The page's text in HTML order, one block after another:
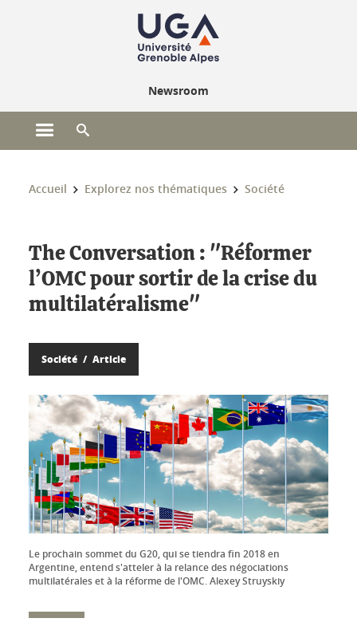
Newsroom
Ouvrir le menu principal
Vous êtes ici :
Accueil Explorez nos thématiques Société
The Conversation : "Réformer
l’OMC pour sortir de la crise du
multilatéralisme"
Société Article
Le prochain sommet du G20, qui se tiendra fin 2018 en
Argentine, entend s'atteler à la relance des négociations
multilatérales et à la réforme de l'OMC. Alexey Struyskiy